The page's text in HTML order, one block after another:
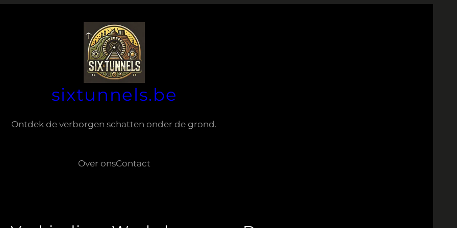
sixtunnels.be
Ontdek de verborgen schatten onder de grond.
Over onsContact